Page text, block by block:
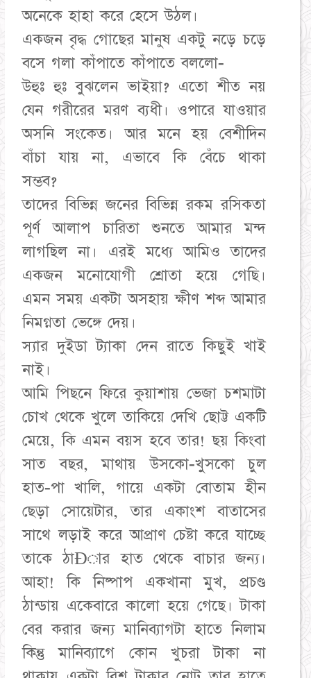
অনেকে হাহা করে হেসে উঠল।
একজন বৃদ্ধ গোছের মানুষ একটু নড়ে চড়ে
বসে গলা কাঁপাতে কাঁপাতে বললো-
উহুঃ হুঃ বুঝলেন ভাইয়া? এতো শীত নয়
যেন গরীরের মরণ ব্যধী। ওপারে যাওয়ার
অসনি সংকেত। আর মনে হয় বেশীদিন
বাঁচা যায় না, এভাবে কি বেঁচে থাকা
সম্ভব?
তাদের বিভিন্ন জনের বিভিন্ন রকম রসিকতা
পূর্ণ আলাপ চারিতা শুনতে আমার মন্দ
লাগছিল না। এরই মধ্যে আমিও তাদের
একজন মনোযোগী শ্রোতা হয়ে গেছি।
এমন সময় একটা অসহায় ক্ষীণ শব্দ আমার
নিমগ্নতা ভেঙ্গে দেয়।
স্যার দুইডা ট্যাকা দেন রাতে কিছুই খাই
নাই।
আমি পিছনে ফিরে কুয়াশায় ভেজা চশমাটা
চোখ থেকে খুলে তাকিয়ে দেখি ছোট্ট একটি
মেয়ে, কি এমন বয়স হবে তার! ছয় কিংবা
সাত বছর, মাথায় উসকো-খুসকো চুল
হাত-পা খালি, গায়ে একটা বোতাম হীন
ছেড়া সোয়েটার, তার একাংশ বাতাসের
সাথে লড়াই করে আপ্রাণ চেষ্টা করে যাচ্ছে
তাকে ঠাÐার হাত থেকে বাচার জন্য।
আহা! কি নিষ্পাপ একখানা মুখ, প্রচণ্ড
ঠান্ডায় একেবারে কালো হয়ে গেছে। টাকা
বের করার জন্য মানিব্যাগটা হাতে নিলাম
কিন্তু মানিব্যাগে কোন খুচরা টাকা না